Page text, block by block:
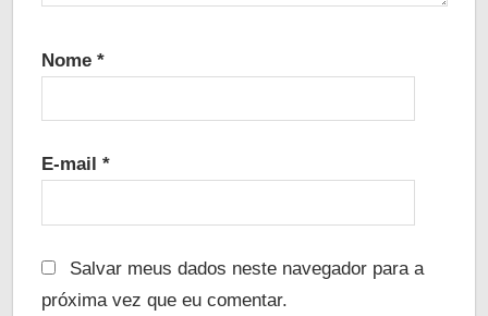
Nome *
E-mail *
Salvar meus dados neste navegador para a
próxima vez que eu comentar.